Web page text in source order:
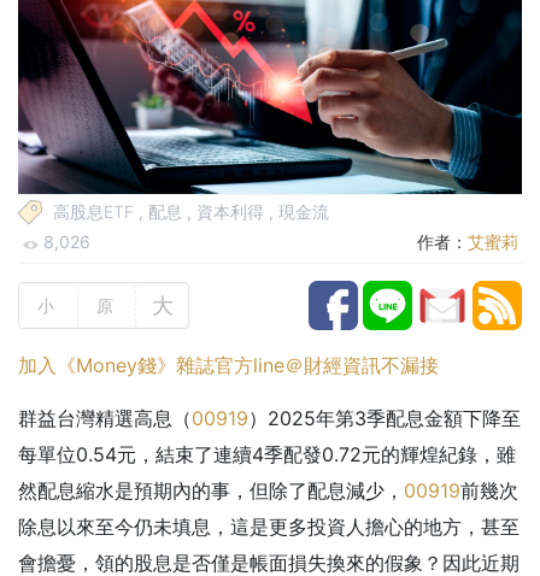
高股息ETF , 配息 , 資本利得 , 現金流
8,026
作者： 艾蜜莉
小 原 大
加入《Money錢》雜誌官方line＠財經資訊不漏接
群益台灣精選高息（00919）2025年第3季配息金額下降至
每單位0.54元，結束了連續4季配發0.72元的輝煌紀錄，雖
然配息縮水是預期內的事，但除了配息減少， 00919前幾次
除息以來至今仍未填息，這是更多投資人擔心的地方，甚至
會擔憂，領的股息是否僅是帳面損失換來的假象？因此近期